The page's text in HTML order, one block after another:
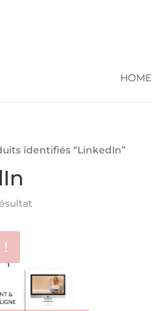
HOME
identifiés “LinkedIn”
!